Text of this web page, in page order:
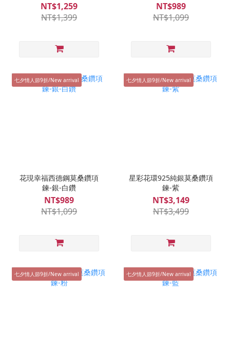
NT$1,259
NT$1,399
NT$989
NT$1,099
七夕情人節9折/New arrival
花現幸福西德鋼莫桑鑽項
鍊-銀-白鑽
NT$989
NT$1,099
七夕情人節9折/New arrival
星彩花環925純銀莫桑鑽項
鍊-紫
NT$3,149
NT$3,499
七夕情人節9折/New arrival 七夕情人節9折/New arrival